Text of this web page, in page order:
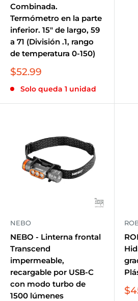
Combinada.
Termómetro en la parte
inferior. 15" de largo, 59
a 71 (División .1, rango
de temperatura 0-150)
Precio
venta
$52.99
Solo queda 1 unidad
NEBO
NEBO - Linterna frontal
Transcend
impermeable,
recargable por USB-C
con modo turbo de
1500 lúmenes